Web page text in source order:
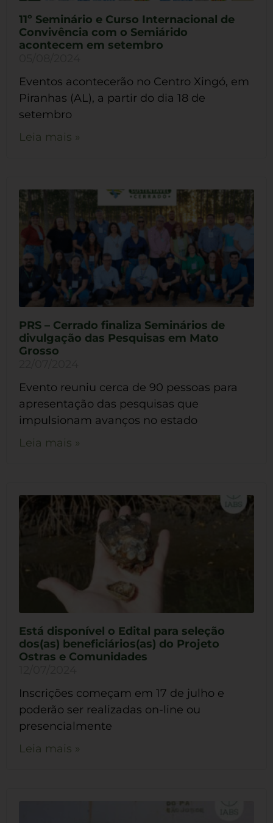
11º Seminário e Curso Internacional de
Convivência com o Semiárido
acontecem em setembro
Eventos acontecerão no Centro Xingó, em
Piranhas (AL), a partir do dia 18 de
setembro
Leia mais »
PRS – Cerrado finaliza Seminários de
divulgação das Pesquisas em Mato
Grosso
Evento reuniu cerca de 90 pessoas para
apresentação das pesquisas que
impulsionam avanços no estado
Leia mais »
Está disponível o Edital para seleção
dos(as) beneficiários(as) do Projeto
Ostras e Comunidades
Inscrições começam em 17 de julho e
poderão ser realizadas on-line ou
presencialmente
Leia mais »